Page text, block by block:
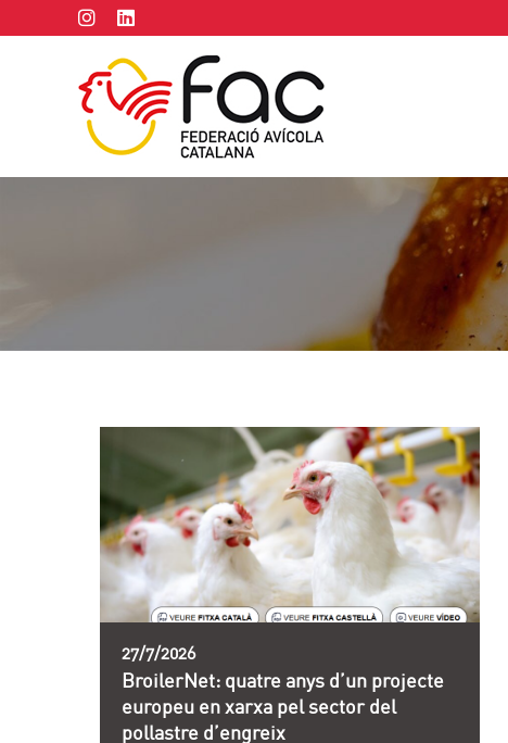
27/7/2026
BroilerNet: quatre anys d’un projecte
europeu en xarxa pel sector del
pollastre d’engreix